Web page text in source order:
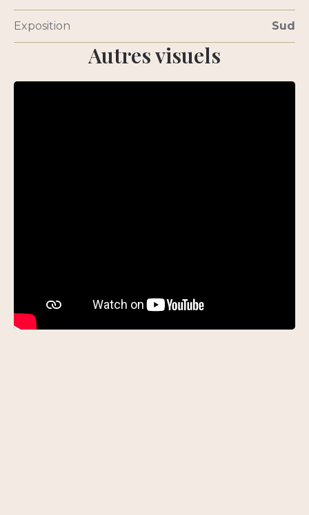
Exposition Sud
Autres visuels